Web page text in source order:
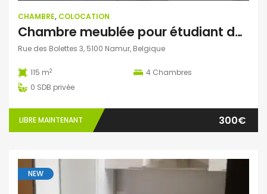
CHAMBRE, COLOCATION
Chambre meublée pour étudiant dans colocation
Rue des Bolettes 3, 5100 Namur, Belgique
115 m2 4 Chambres
0 SDB privée
LIBRE MAINTENANT 300€
NEW